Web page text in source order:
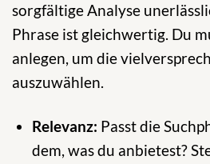
sorgfältige Analyse
Phrase ist gleichwertig. Du
anlegen, um die
auszuwählen.
Relevanz: Passt die
dem, was du anbietest?